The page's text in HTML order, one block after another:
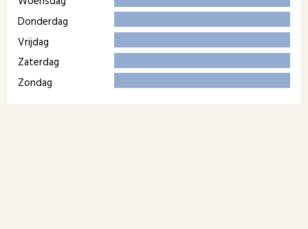
Donderdag
Vrijdag
Zaterdag
Zondag